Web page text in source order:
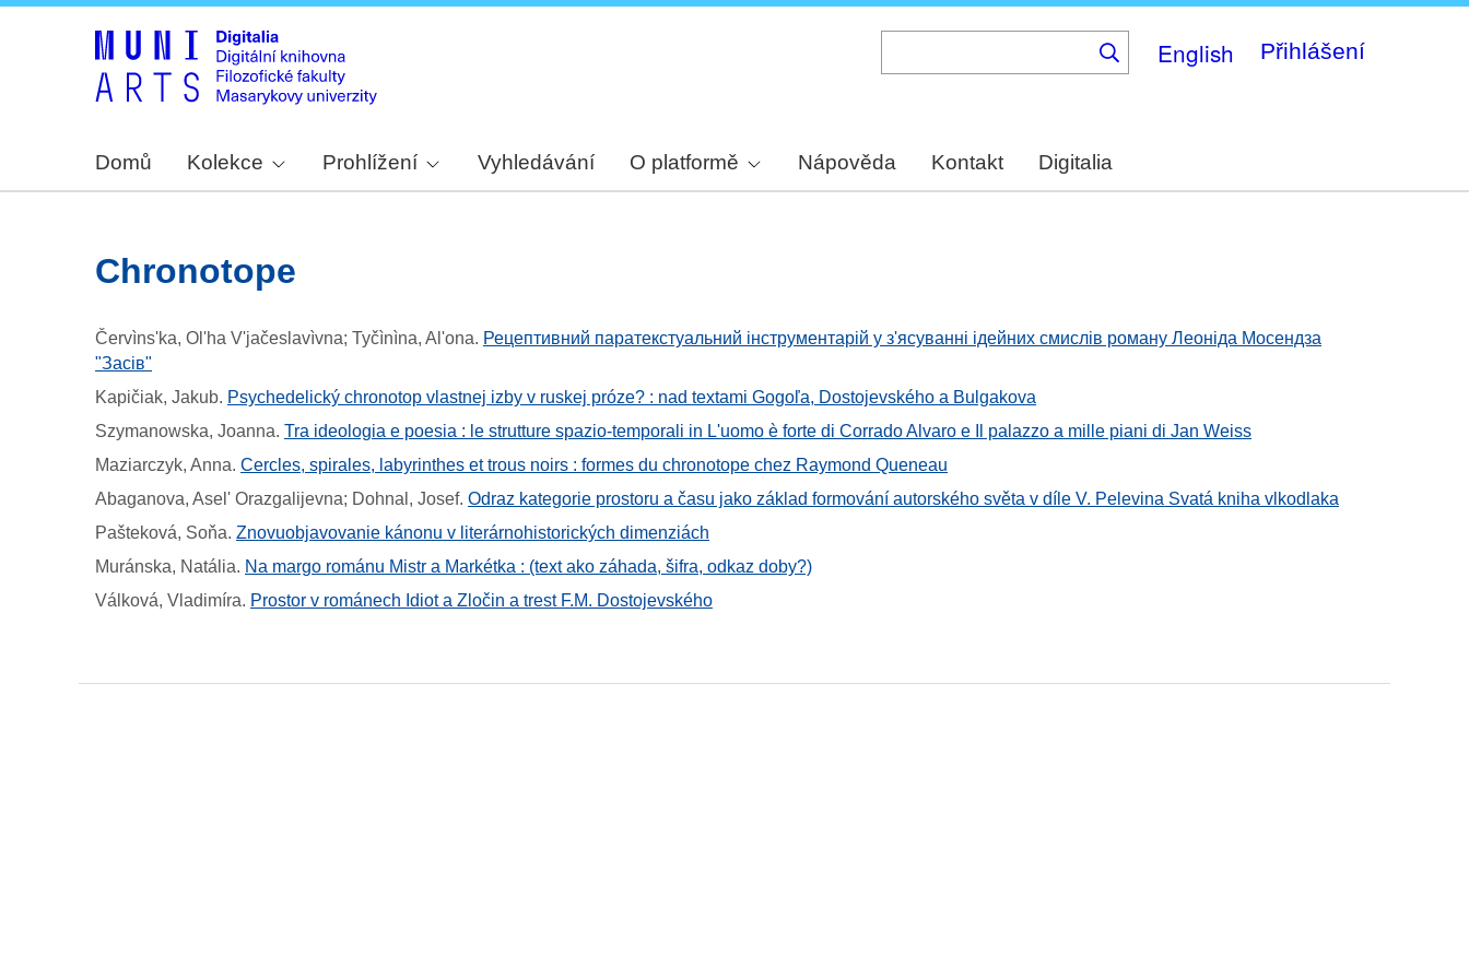
English Přihlášení
Domů Kolekce Prohlížení Vyhledávání O platformě Nápověda Kontakt Digitalia
chronotope
Červìns'ka, Ol'ha V'jačeslavìvna; Tyčìnìna, Al'ona. Рецептивний паратекстуальний інструментарій у з'ясуванні ідейних смислів роману Леоніда Мосендза
"Засів"
Kapičiak, Jakub. Psychedelický chronotop vlastnej izby v ruskej próze? : nad textami Gogoľa, Dostojevského a Bulgakova
Szymanowska, Joanna. Tra ideologia e poesia : le strutture spazio-temporali in L'uomo è forte di Corrado Alvaro e Il palazzo a mille piani di Jan Weiss
Maziarczyk, Anna. Cercles, spirales, labyrinthes et trous noirs : formes du chronotope chez Raymond Queneau
Abaganova, Asel' Orazgalijevna; Dohnal, Josef. Odraz kategorie prostoru a času jako základ formování autorského světa v díle V. Pelevina Svatá kniha vlkodlaka
Pašteková, Soňa. Znovuobjavovanie kánonu v literárnohistorických dimenziách
Muránska, Natália. Na margo románu Mistr a Markétka : (text ako záhada, šifra, odkaz doby?)
Válková, Vladimíra. Prostor v románech Idiot a Zločin a trest F.M. Dostojevského